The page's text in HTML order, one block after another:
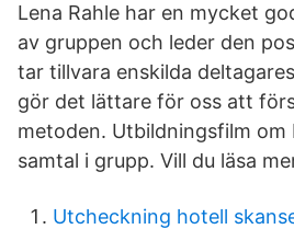
Lena Rahle har en mycket
av gruppen och leder den
tar tillvara enskilda
gör det lättare för oss att
metoden. Utbildningsfilm om
samtal i grupp. Vill du läsa
Utcheckning hotell